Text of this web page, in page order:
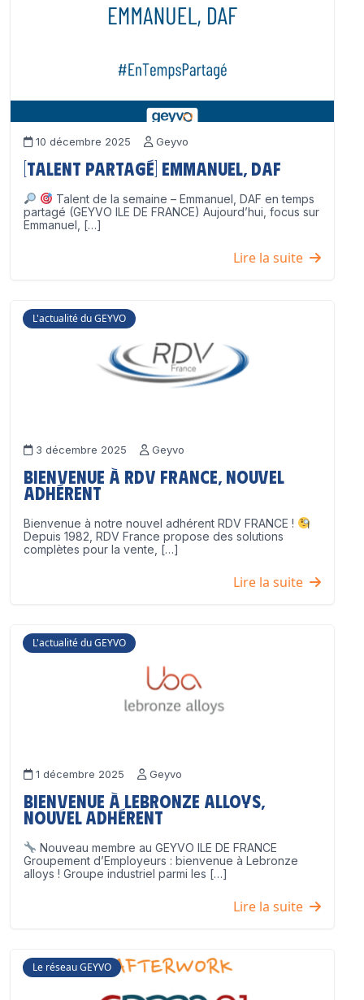
10 décembre 2025 Geyvo
[Talent partagé] Emmanuel, DAF
Talent de la semaine – Emmanuel, DAF en temps
partagé (GEYVO ILE DE FRANCE) Aujourd’hui, focus sur
Emmanuel, […]
Lire la suite
L'actualité du GEYVO
3 décembre 2025 Geyvo
Bienvenue à RDV France, nouvel
adhérent
Bienvenue à notre nouvel adhérent RDV FRANCE !
Depuis 1982, RDV France propose des solutions
complètes pour la vente, […]
Lire la suite
L'actualité du GEYVO
1 décembre 2025 Geyvo
Bienvenue à Lebronze Alloys,
nouvel adhérent
Nouveau membre au GEYVO ILE DE FRANCE
Groupement d’Employeurs : bienvenue à Lebronze
alloys ! Groupe industriel parmi les […]
Lire la suite
Le réseau GEYVO